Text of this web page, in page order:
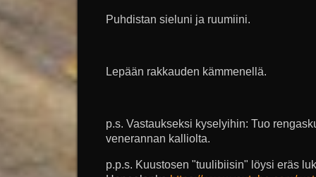
Puhdistan sieluni ja ruumiini.
Lepään rakkauden kämmenellä.
p.s. Vastaukseksi kyselyihin: Tuo
venerannan kalliolta.
p.p.s. Kuustosen "tuulibiisin" löysi eräs